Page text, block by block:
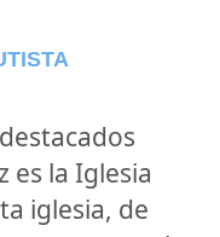
es la Iglesia
iglesia, de